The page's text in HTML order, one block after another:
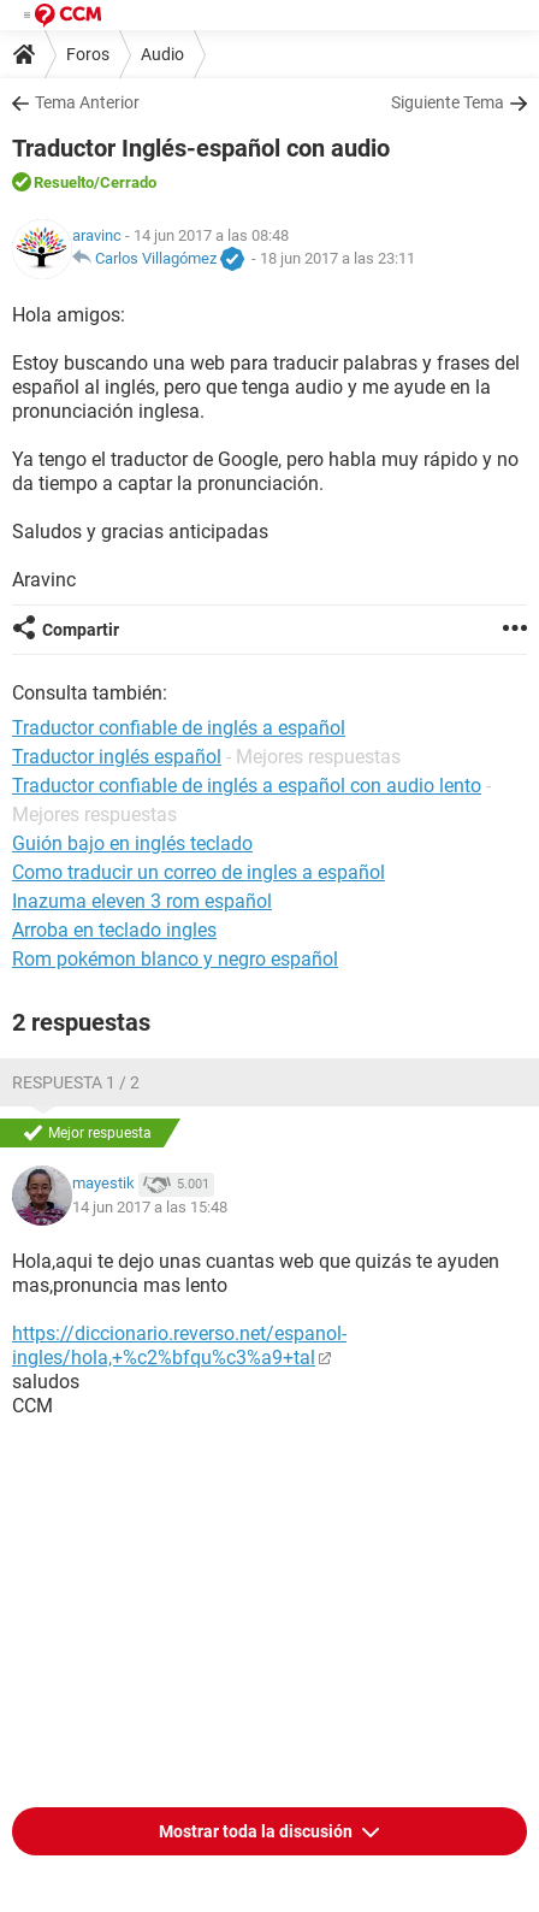
Foros Audio
Tema Anterior Siguiente Tema
Traductor Inglés-español con audio
Resuelto/Cerrado
aravinc - 14 jun 2017 a las 08:48
Carlos Villagómez
- 18 jun 2017 a las 23:11
Hola amigos:
Estoy buscando una web para traducir palabras y frases del
español al inglés, pero que tenga audio y me ayude en la
pronunciación inglesa.
Ya tengo el traductor de Google, pero habla muy rápido y no
da tiempo a captar la pronunciación.
Saludos y gracias anticipadas
Aravinc
Compartir
Consulta también:
Traductor confiable de inglés a español
Traductor inglés español - Mejores respuestas
Traductor confiable de inglés a español con audio lento -
Mejores respuestas
Guión bajo en inglés teclado
Como traducir un correo de ingles a español
Inazuma eleven 3 rom español
Arroba en teclado ingles
Rom pokémon blanco y negro español
2 respuestas
RESPUESTA 1 / 2
Mejor respuesta
mayestik 5.001
14 jun 2017 a las 15:48
Hola,aqui te dejo unas cuantas web que quizás te ayuden
mas,pronuncia mas lento
https://diccionario.reverso.net/espanol-
ingles/hola,+%c2%bfqu%c3%a9+tal
saludos
CCM
Mostrar toda la discusión